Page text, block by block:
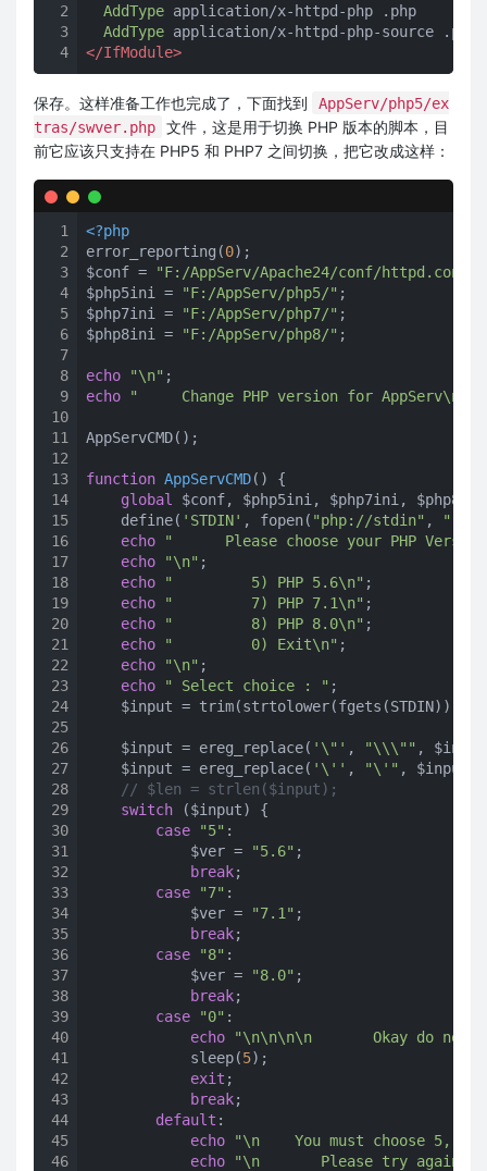
2
3
4
AddType application/x-httpd-php .php
AddType
</IfModule>
保存。这样准备工作也完成了，下面找到
AppServ/php5/ex
tras/swver.php
文件，这是用于切换 PHP 版本的脚本，目
前它应该只支持在 PHP5 和 PHP7 之间切换，把它改成这样：
1
2
3
4
5
6
7
8
9
10
11
12
13
14
15
16
17
18
19
20
21
22
23
24
25
26
27
28
29
30
31
32
33
34
35
36
37
38
39
40
41
42
43
44
45
46
<?php
error_reporting(0);
$conf =
"F:/AppServ/Apache24/conf/httpd.conf"
$php5ini =
"F:/AppServ/php5/" ;
$php7ini =
"F:/AppServ/php7/" ;
$php8ini =
"F:/AppServ/php8/" ;
echo "\n"
echo
"     Change PHP version for AppServ\n\n"
AppServCMD();
function AppServCMD()
{
global
$conf, $php5ini, $php7ini,
    define(
'STDIN' , fopen( "php://stdin" , "r"
echo
"      Please choose your PHP
echo
"\n" ;
echo
"         5) PHP 5.6\n" ;
echo
"         7) PHP 7.1\n" ;
echo
"         8) PHP 8.0\n" ;
echo
"         0) Exit\n" ;
echo
"\n" ;
echo
" Select choice : " ;
    $input = trim(strtolower(fgets(STDIN)));
    $input = ereg_replace(
'\"' , "\\\"" ,
    $input = ereg_replace(
'\'' , "\'" , $input);
// $len = strlen($input);
switch ($input) {
case
"5" :
            $ver =
"5.6" ;
break;
case
"7" :
            $ver =
"7.1" ;
break;
case
"8" :
            $ver =
"8.0" ;
break;
case
"0" :
echo
"\n\n\n\n       Okay do
            sleep(
5);
exit ;
break;
default :
echo
"\n    You must choose 5,
echo
"\n       Please try